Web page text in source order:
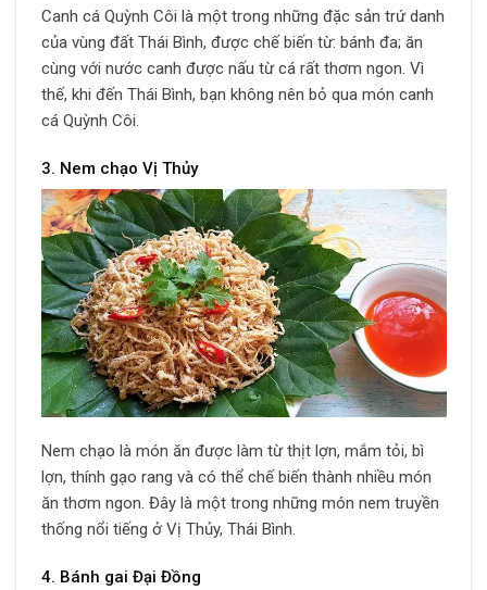
Canh cá Quỳnh Côi là một trong những đặc sản trứ danh
của vùng đất Thái Bình, được chế biến từ: bánh đa; ăn
cùng với nước canh được nấu từ cá rất thơm ngon. Vì
thế, khi đến Thái Bình, bạn không nên bỏ qua món canh
cá Quỳnh Côi.
3. Nem chạo Vị Thủy
Nem chạo là món ăn được làm từ thịt lợn, mắm tỏi, bì
lợn, thính gạo rang và có thể chế biến thành nhiều món
ăn thơm ngon. Đây là một trong những món nem truyền
thống nổi tiếng ở Vị Thủy, Thái Bình.
4. Bánh gai Đại Đồng